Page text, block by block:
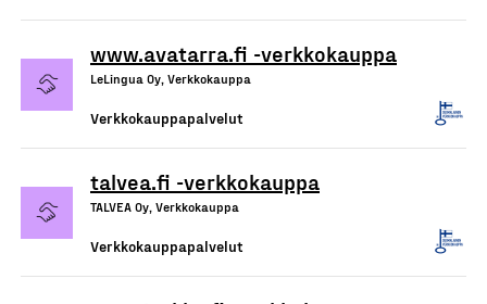
www.avatarra.fi -verkkokauppa
LeLingua Oy, Verkkokauppa
Verkkokauppapalvelut
talvea.fi -verkkokauppa
TALVEA Oy, Verkkokauppa
Verkkokauppapalvelut